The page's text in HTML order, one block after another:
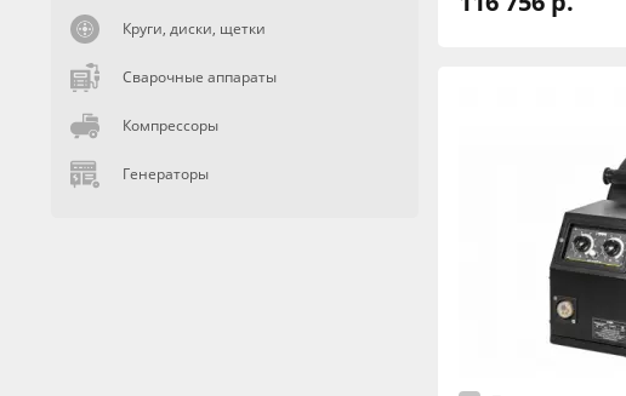
Круги, диски, щетки
Сварочные аппараты
Компрессоры
Генераторы